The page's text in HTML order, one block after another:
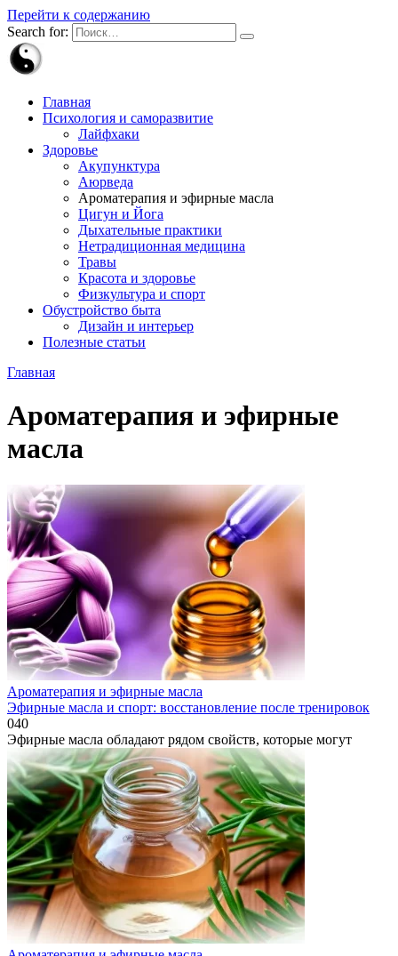
Перейти к содержанию
Search for:
Главная
Психология и саморазвитие
Лайфхаки
Здоровье
Акупунктура
Аюрведа
Ароматерапия и эфирные масла
Цигун и Йога
Дыхательные практики
Нетрадиционная медицина
Травы
Красота и здоровье
Физкультура и спорт
Обустройство быта
Дизайн и интерьер
Полезные статьи
Главная
Ароматерапия и эфирные
масла
Ароматерапия и эфирные масла
Эфирные масла и спорт: восстановление после тренировок
040
Эфирные масла обладают рядом свойств, которые могут